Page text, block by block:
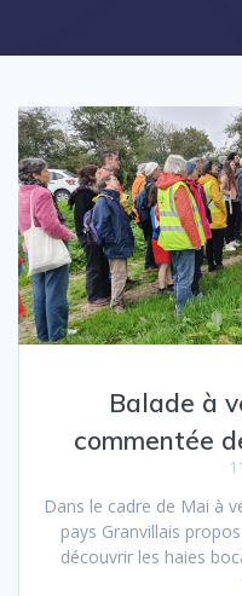
Balade à
commentée
Dans le cadre de Mai à
pays Granvillais
découvrir les haies